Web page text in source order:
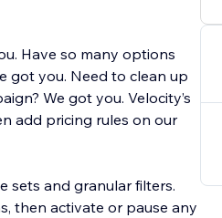
Have so many options
got you. Need to clean up
We got you. Velocity’s
add pricing rules on our
sets and granular filters.
then activate or pause any